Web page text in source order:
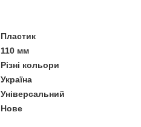
Пластик
110 мм
Різні кольори
Україна
Універсальний
Нове